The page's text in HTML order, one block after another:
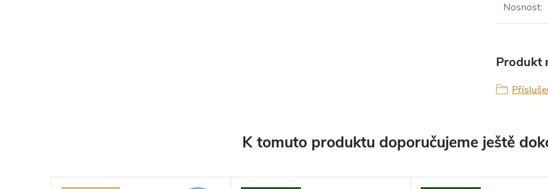
Nosnost:
Produkt
K tomuto produktu doporučujeme ještě